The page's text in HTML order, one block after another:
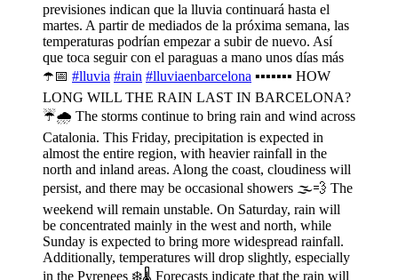
previsiones indican que la lluvia continuará hasta el
martes. A partir de mediados de la próxima semana, las
temperaturas podrían empezar a subir de nuevo. Así
que toca seguir con el paraguas a mano unos días más
☂️📅 #lluvia #rain #lluviaenbarcelona ▪️▪️▪️▪️▪️▪️▪️ HOW
LONG WILL THE RAIN LAST IN BARCELONA?
☔🌧 The storms continue to bring rain and wind across
Catalonia. This Friday, precipitation is expected in
almost the entire region, with heavier rainfall in the
north and inland areas. Along the coast, cloudiness will
persist, and there may be occasional showers 🌫️💨 The
weekend will remain unstable. On Saturday, rain will
be concentrated mainly in the west and north, while
Sunday is expected to bring more widespread rainfall.
Additionally, temperatures will drop slightly, especially
in the Pyrenees ❄️🌡️ Forecasts indicate that the rain will